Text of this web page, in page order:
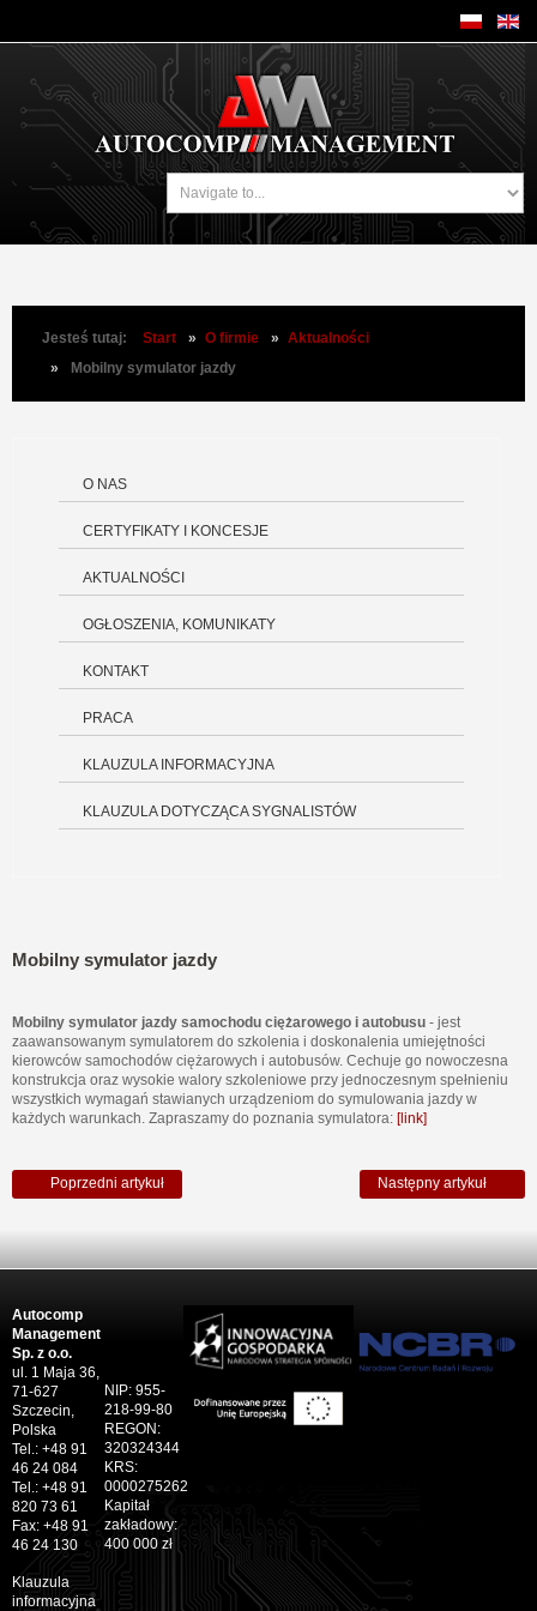
Jesteś tutaj: Start » O firmie » Aktualności
»
Mobilny symulator jazdy
O NAS
CERTYFIKATY I KONCESJE
AKTUALNOŚCI
OGŁOSZENIA, KOMUNIKATY
KONTAKT
PRACA
KLAUZULA INFORMACYJNA
KLAUZULA DOTYCZĄCA SYGNALISTÓW
Mobilny symulator jazdy
Mobilny symulator jazdy samochodu ciężarowego i autobusu - jest
zaawansowanym symulatorem do szkolenia i doskonalenia umiejętności
kierowców samochodów ciężarowych i autobusów. Cechuje go nowoczesna
konstrukcja oraz wysokie walory szkoleniowe przy jednoczesnym spełnieniu
wszystkich wymagań stawianych urządzeniom do symulowania jazdy w
każdych warunkach. Zapraszamy do poznania symulatora: [link]
Poprzedni artykuł Następny artykuł
Autocomp
Management
Sp. z o.o.
ul. 1 Maja 36,
71-627
Szczecin,
Polska
Tel.: +48 91
46 24 084
Tel.: +48 91
820 73 61
Fax: +48 91
46 24 130
Klauzula
informacyjna
NIP: 955-
218-99-80
REGON:
320324344
KRS:
0000275262
Kapitał
zakładowy:
400 000 zł